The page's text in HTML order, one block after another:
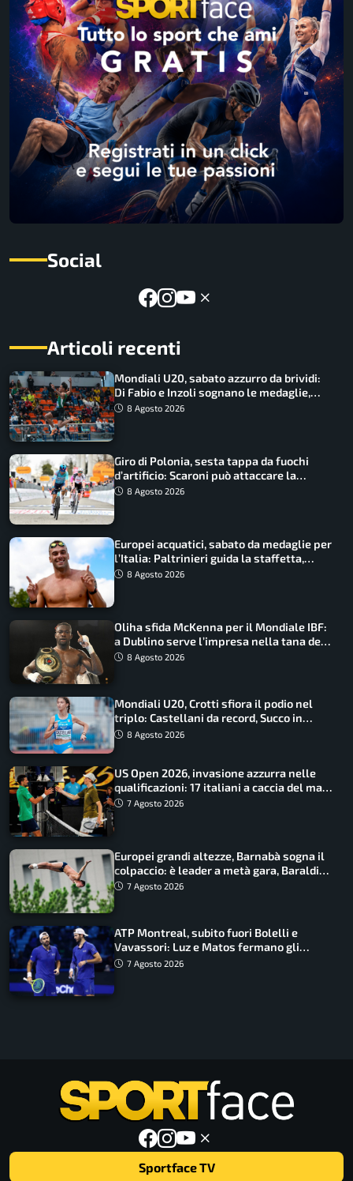
Social
Articoli recenti
Mondiali U20, sabato azzurro da brividi:
Di Fabio e Inzoli sognano le medaglie,
Castellani e Succo in finale
8 Agosto 2026
Giro di Polonia, sesta tappa da fuochi
d’artificio: Scaroni può attaccare la
maglia di Lemmen
8 Agosto 2026
Europei acquatici, sabato da medaglie per
l’Italia: Paltrinieri guida la staffetta,
Barnabà sogna l’oro dalle grandi altezze
8 Agosto 2026
Oliha sfida McKenna per il Mondiale IBF:
a Dublino serve l’impresa nella tana del
lupo8 Agosto 2026
Mondiali U20, Crotti sfiora il podio nel
triplo: Castellani da record, Succo in
finale
8 Agosto 2026
US Open 2026, invasione azzurra nelle
qualificazioni: 17 italiani a caccia del main
draw7 Agosto 2026
Europei grandi altezze, Barnabà sogna il
colpaccio: è leader a metà gara, Baraldi
ancora in corsa
7 Agosto 2026
ATP Montreal, subito fuori Bolelli e
Vavassori: Luz e Matos fermano gli
azzurri
7 Agosto 2026
Sportface TV